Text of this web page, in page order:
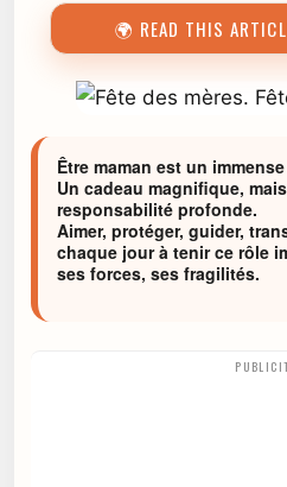
🌍 READ THIS
Être maman est un
Un cadeau magnifique,
responsabilité profonde.
Aimer, protéger, guider,
chaque jour à tenir ce rôle
ses forces, ses fragilités.